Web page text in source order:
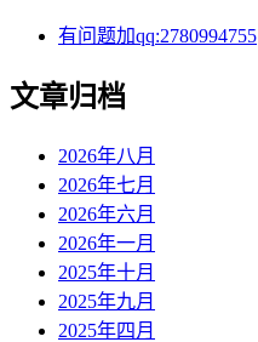
有问题加qq:2780994755
文章归档
2026年八月
2026年七月
2026年六月
2026年一月
2025年十月
2025年九月
2025年四月